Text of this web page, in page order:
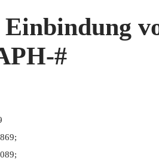
Einbindung
#